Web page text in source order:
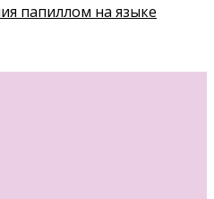
папиллом на языке